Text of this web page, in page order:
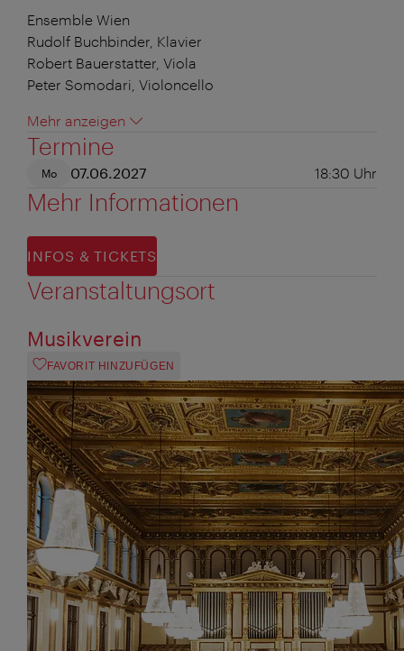
Ensemble Wien
Rudolf Buchbinder, Klavier
Robert Bauerstatter, Viola
Peter Somodari, Violoncello
Mehr anzeigen
Termine
Mo 07.06.2027 18:30 Uhr
Mehr Informationen
INFOS & TICKETS
Veranstaltungsort
Musikverein
FAVORIT HINZUFÜGEN